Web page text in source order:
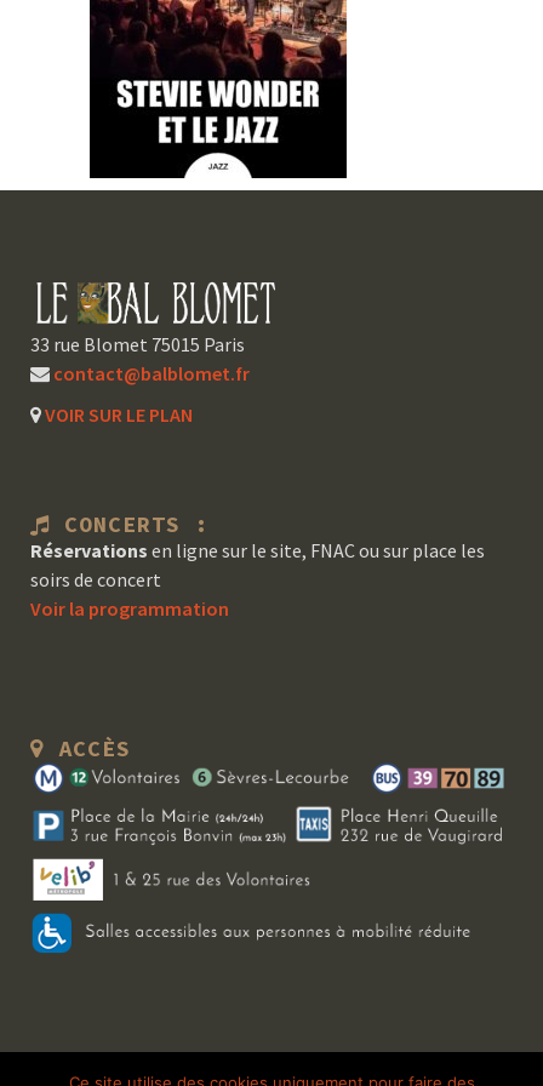
33 rue Blomet 75015 Paris
contact@balblomet.fr
VOIR SUR LE PLAN
CONCERTS :
Réservations en ligne sur le site, FNAC ou sur place les
soirs de concert
Voir la programmation
ACCÈS
Copyright 2026 Le Bal Blomet | Tous droits réservés | Mentions légales